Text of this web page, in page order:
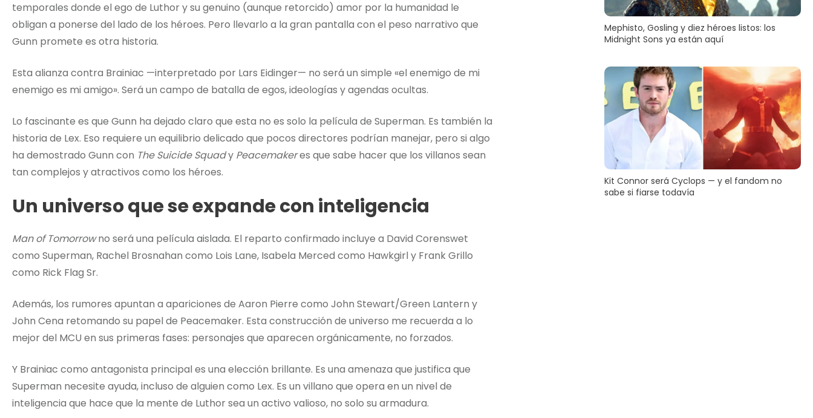
temporales donde el ego de Luthor y su genuino (aunque retorcido) amor por la humanidad le
obligan a ponerse del lado de los héroes. Pero llevarlo a la gran pantalla con el peso narrativo que
Gunn promete es otra historia.
Esta alianza contra Brainiac —interpretado por Lars Eidinger— no será un simple «el enemigo de mi
enemigo es mi amigo». Será un campo de batalla de egos, ideologías y agendas ocultas.
Lo fascinante es que Gunn ha dejado claro que esta no es solo la película de Superman. Es también la
historia de Lex. Eso requiere un equilibrio delicado que pocos directores podrían manejar, pero si algo
ha demostrado Gunn con The Suicide Squady Peacemakeres que sabe hacer que los villanos sean
tan complejos y atractivos como los héroes.
Un universo que se expande con inteligencia
Man of Tomorrowno será una película aislada. El reparto confirmado incluye a David Corenswet
como Superman, Rachel Brosnahan como Lois Lane, Isabela Merced como Hawkgirl y Frank Grillo
como Rick Flag Sr.
Además, los rumores apuntan a apariciones de Aaron Pierre como John Stewart/Green Lantern y
John Cena retomando su papel de Peacemaker. Esta construcción de universo me recuerda a lo
mejor del MCU en sus primeras fases: personajes que aparecen orgánicamente, no forzados.
Y Brainiac como antagonista principal es una elección brillante. Es una amenaza que justifica que
Superman necesite ayuda, incluso de alguien como Lex. Es un villano que opera en un nivel de
inteligencia que hace que la mente de Luthor sea un activo valioso, no solo su armadura.
Mephisto, Gosling y diez héroes listos: los
Midnight Sons ya están aquí
Kit Connor será Cyclops — y el fandom no
sabe si fiarse todavía